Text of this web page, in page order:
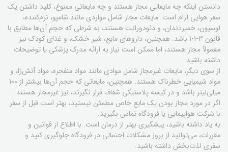
دانستن اینکه چه مایعاتی مجاز هستند و چه مایعاتی ممنوع، کلید داشتن یک
سفر هوایی آرام است. مایعات مجاز شامل مواردی مانند شامپو، نرم‌کننده،
لوسیون، خمیردندان، و دئودورانت هستند، به شرطی که حجم آن‌ها مطابق با
قانون 3-1-1 باشد. همچنین، داروهای مایع، شیر خشک، و غذای کودک نیز
معمولاً مجاز هستند، اما ممکن است نیاز به ارائه مدرک پزشکی یا توضیحات
داشته باشید.
از سوی دیگر، مایعات غیرمجاز شامل موادی مانند مواد منفجره، مواد آتش‌زا، و
مواد شیمیایی خطرناک هستند. همچنین، مایعاتی که حجم آن‌ها بیشتر از 100
میلی‌لیتر باشد و در کیسه پلاستیکی شفاف قرار نگیرند، نیز غیرمجاز هستند.
اگر در مورد مجاز بودن یک مایع خاص مطمئن نیستید، بهتر است قبل از سفر
با شرکت هواپیمایی یا فرودگاه تماس بگیرید.
به یاد داشته باشید، پیشگیری بهتر از درمان است. با اطلاع از قوانین و
مقررات، می‌توانید از بروز مشکلات احتمالی در فرودگاه جلوگیری کنید و
سفری لذت‌بخش داشته باشید.